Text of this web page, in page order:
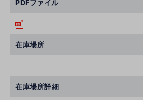
PDFファイル
在庫場所
在庫場所詳細